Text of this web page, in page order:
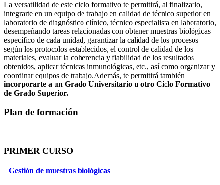
La versatilidad de este ciclo formativo te permitirá, al finalizarlo,
integrarte en un equipo de trabajo en calidad de técnico superior en
laboratorio de diagnóstico clínico, técnico especialista en laboratorio,
desempeñando tareas relacionadas con obtener muestras biológicas
específico de cada unidad, garantizar la calidad de los procesos
según los protocolos establecidos, el control de calidad de los
materiales, evaluar la coherencia y fiabilidad de los resultados
obtenidos, aplicar técnicas inmunológicas, etc., así como organizar y
coordinar equipos de trabajo.Además, te permitirá también
incorporarte a un Grado Universitario u otro Ciclo Formativo
de Grado Superior.
Plan de formación
PRIMER CURSO
Gestión de muestras biológicas